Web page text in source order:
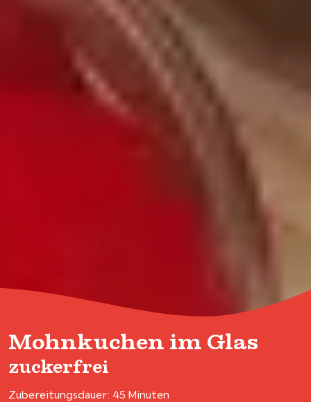
Mohnkuchen im Glas
zuckerfrei
Zubereitungsdauer: 45 Minuten